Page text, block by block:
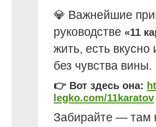
💎 Важнейшие
руководстве «11
жить, есть вкусно
без чувства вины.
👉 Вот здесь она:
legko.com/11karatov
Забирайте — там